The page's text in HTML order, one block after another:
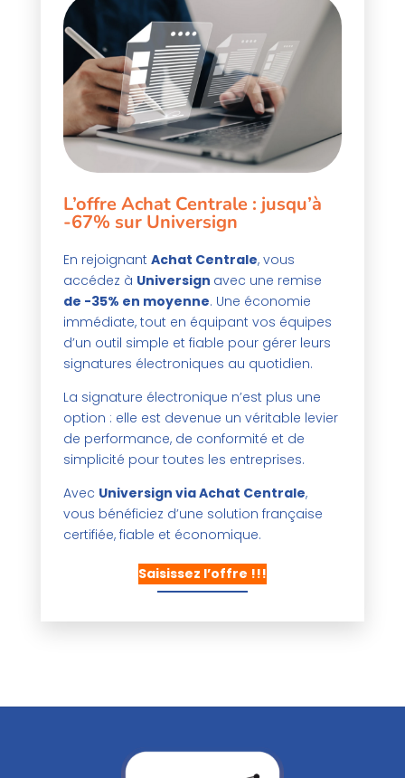
L’offreAchat Centrale: jusqu’à
-67% sur Universign
En rejoignant Achat Centrale, vous
accédez à Universign avec une remise
de -35% en moyenne. Une économie
immédiate, tout en équipant vos équipes
d’un outil simple et fiable pour gérer leurs
signatures électroniques au quotidien.
La signature électronique n’est plus une
option : elle est devenue un véritable levier
de performance, de conformité et de
simplicité pour toutes les entreprises.
Avec Universign via Achat Centrale,
vous bénéficiez d’une solution française
certifiée, fiable et économique.
Saisissez l’offre !!!